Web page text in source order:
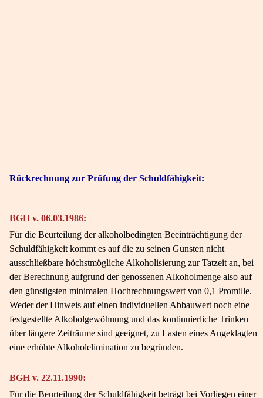
Rückrechnung zur Prüfung der Schuldfähigkeit:
BGH v. 06.03.1986:
Für die Beurteilung der alkoholbedingten Beeinträchtigung der
Schuldfähigkeit kommt es auf die zu seinen Gunsten nicht
ausschließbare höchstmögliche Alkoholisierung zur Tatzeit an, bei
der Berechnung aufgrund der genossenen Alkoholmenge also auf
den günstigsten minimalen Hochrechnungswert von 0,1 Promille.
Weder der Hinweis auf einen individuellen Abbauwert noch eine
festgestellte Alkoholgewöhnung und das kontinuierliche Trinken
über längere Zeiträume sind geeignet, zu Lasten eines Angeklagten
eine erhöhte Alkoholelimination zu begründen.
BGH v. 22.11.1990:
Für die Beurteilung der Schuldfähigkeit beträgt bei Vorliegen einer